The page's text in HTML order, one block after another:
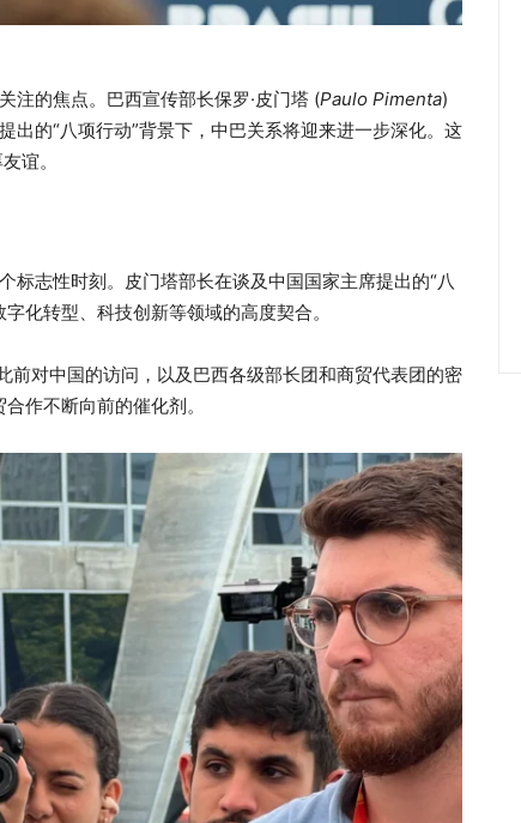
注的焦点。巴西宣传部长保罗·皮门塔 (Paulo Pimenta)
的“八项行动”背景下，中巴关系将迎来进一步深化。这
谊。
志性时刻。皮门塔部长在谈及中国国家主席提出的“八
化转型、科技创新等领域的高度契合。
前对中国的访问，以及巴西各级部长团和商贸代表团的密
作不断向前的催化剂。